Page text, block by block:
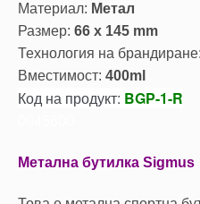
Материал: Метал
Размер: 66 x 145 mm
Технология на брандиране:
Вместимост: 400ml
Код на продукт: BGP-1-R
Метална бутилка Sigmus